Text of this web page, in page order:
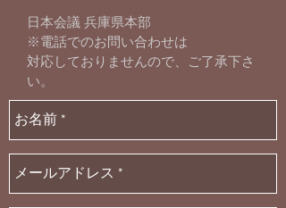
​日本会議 兵庫県本部
​※電話でのお問い合わせは
対応しておりませんので、ご了承下さ
い。